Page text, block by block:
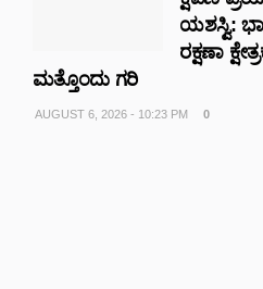
ಯಶಸ್ವಿ:
ರಕ್ಷಣಾ
ಮತ್ತೊಂದು ಗರಿ
AUGUST 6, 2026 - 10:23 PM 0